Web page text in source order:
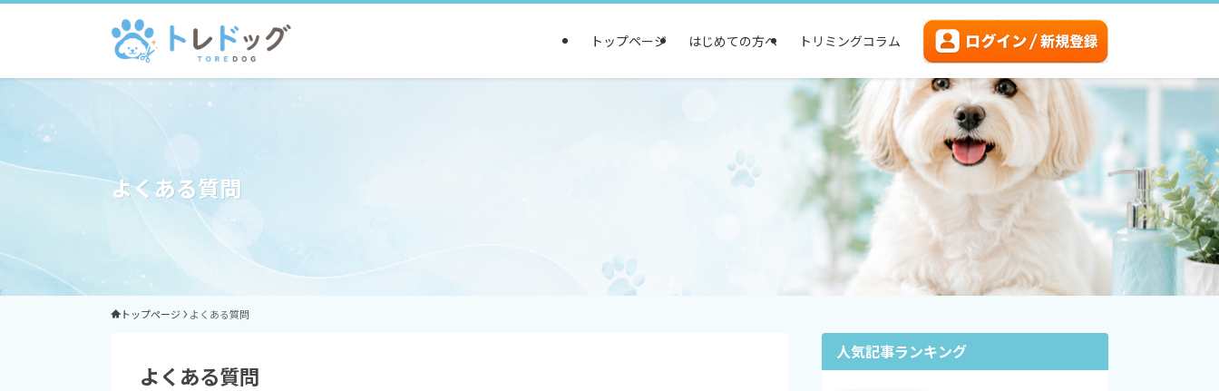
トップページ はじめての方へ トリミングコラム
よくある質問
トップページ よくある質問
よくある質問
人気記事ランキング